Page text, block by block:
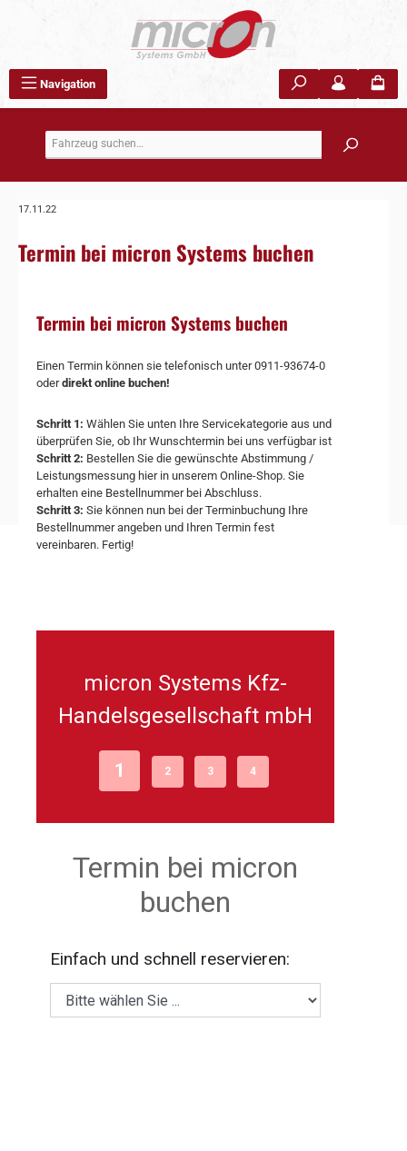
Navigation
17.11.22
Termin bei micron Systems buchen
Termin bei micron Systems buchen
Einen Termin können sie telefonisch unter 0911-93674-0
oderdirekt online buchen!
Schritt 1: Wählen Sie unten Ihre Servicekategorie aus und
überprüfen Sie, ob Ihr Wunschtermin bei uns verfügbar ist
Schritt 2: Bestellen Sie die gewünschte Abstimmung /
Leistungsmessung hier in unserem Online-Shop. Sie
erhalten eine Bestellnummer bei Abschluss.
Schritt 3: Sie können nun bei der Terminbuchung Ihre
Bestellnummer angeben und Ihren Termin fest
vereinbaren. Fertig!